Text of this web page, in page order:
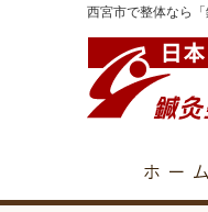
西宮市で整体なら「